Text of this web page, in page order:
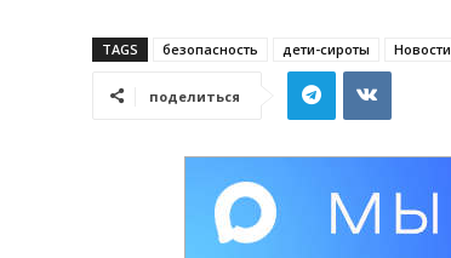
TAGS безопасность дети-сироты Новости
поделиться